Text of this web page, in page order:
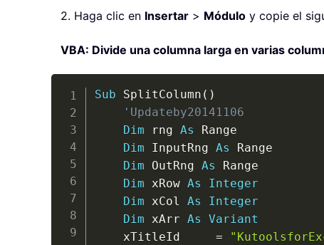
2. Haga clic en Insertar > Módulo y copie el
VBA: Divide una columna larga en varias
Sub SplitColumn ( )
'Updateby20141106
Dim rng As Range
Dim InputRng As Range
Dim OutRng As Range
Dim xRow As
Integer
Dim xCol As
Integer
Dim xArr As
Variant
	xTitleId
=